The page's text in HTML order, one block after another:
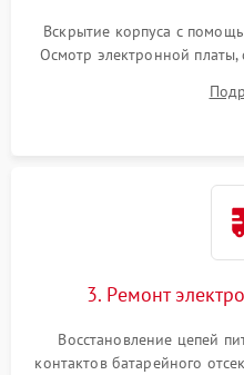
Вскрытие корпуса с
Осмотр электронной платы,
излучателя, а также
уплотнительных прокладок
3. Ремонт
Восстановление цепей
контактов батарейного